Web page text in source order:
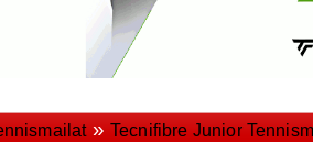
» Tecnifibre Junior